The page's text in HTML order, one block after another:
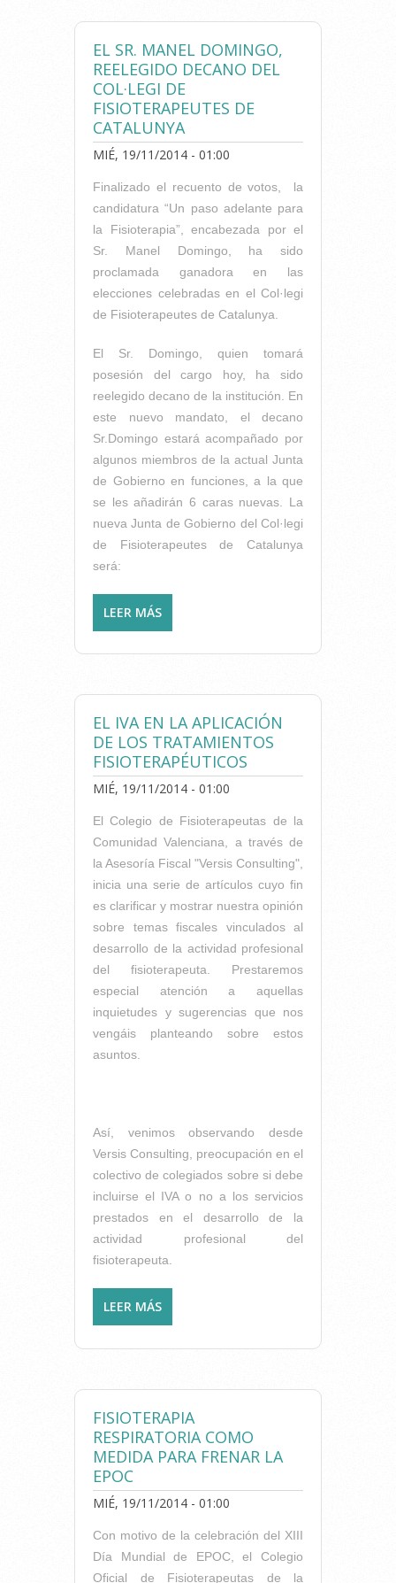
EL SR. MANEL DOMINGO,
REELEGIDO DECANO DEL
COL·LEGI DE
FISIOTERAPEUTES DE
CATALUNYA
MIÉ, 19/11/2014 - 01:00
Finalizado el recuento de votos, la
candidatura “Un paso adelante para
la Fisioterapia”, encabezada por el
Sr. Manel Domingo, ha sido
proclamada ganadora en las
elecciones celebradas en el Col·legi
de Fisioterapeutes de Catalunya.
El Sr. Domingo, quien tomará
posesión del cargo hoy, ha sido
reelegido decano de la institución. En
este nuevo mandato, el decano
Sr.Domingo estará acompañado por
algunos miembros de la actual Junta
de Gobierno en funciones, a la que
se les añadirán 6 caras nuevas. La
nueva Junta de Gobierno del Col·legi
de Fisioterapeutes de Catalunya
será:
LEER MÁS
DOMINGO, REELEGIDO
DECANO DEL COL·LEGI DE
CATALUNYA
EL IVA EN LA APLICACIÓN
DE LOS TRATAMIENTOS
FISIOTERAPÉUTICOS
MIÉ, 19/11/2014 - 01:00
El Colegio de Fisioterapeutas de la
Comunidad Valenciana, a través de
la Asesoría Fiscal "Versis Consulting",
inicia una serie de artículos cuyo fin
es clarificar y mostrar nuestra opinión
sobre temas fiscales vinculados al
desarrollo de la actividad profesional
del fisioterapeuta. Prestaremos
especial atención a aquellas
inquietudes y sugerencias que nos
vengáis planteando sobre estos
asuntos.
Así, venimos observando desde
Versis Consulting, preocupación en el
colectivo de colegiados sobre si debe
incluirse el IVA o no a los servicios
prestados en el desarrollo de la
actividad profesional del
fisioterapeuta.
LEER MÁS
APLICACIÓN DE LOS
TRATAMIENTOS
FISIOTERAPIA
RESPIRATORIA COMO
MEDIDA PARA FRENAR LA
EPOC
MIÉ, 19/11/2014 - 01:00
Con motivo de la celebración del XIII
Día Mundial de EPOC, el Colegio
Oficial de Fisioterapeutas de la